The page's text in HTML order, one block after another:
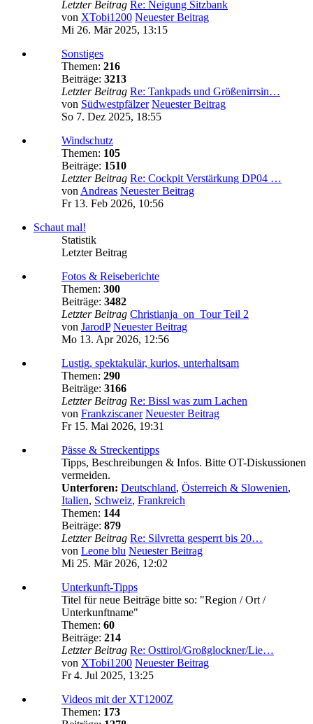
Letzter Beitrag Re: Neigung Sitzbank
von XTobi1200 Neuester Beitrag
Mi 26. Mär 2025, 13:15
Sonstiges
Themen: 216
Beiträge: 3213
Letzter Beitrag Re: Tankpads und Größenirrsin…
von Südwestpfälzer Neuester Beitrag
So 7. Dez 2025, 18:55
Windschutz
Themen: 105
Beiträge: 1510
Letzter Beitrag Re: Cockpit Verstärkung DP04 …
von Andreas Neuester Beitrag
Fr 13. Feb 2026, 10:56
Schaut mal!
Statistik
Letzter Beitrag
Fotos & Reiseberichte
Themen: 300
Beiträge: 3482
Letzter Beitrag Christianja_on_Tour Teil 2
von JarodP Neuester Beitrag
Mo 13. Apr 2026, 12:56
Lustig, spektakulär, kurios, unterhaltsam
Themen: 290
Beiträge: 3166
Letzter Beitrag Re: Bissl was zum Lachen
von Frankziscaner Neuester Beitrag
Fr 15. Mai 2026, 19:31
Pässe & Streckentipps
Tipps, Beschreibungen & Infos. Bitte OT-Diskussionen
vermeiden.
Unterforen: Deutschland, Österreich & Slowenien,
Italien, Schweiz, Frankreich
Themen: 144
Beiträge: 879
Letzter Beitrag Re: Silvretta gesperrt bis 20…
von Leone blu Neuester Beitrag
Mi 25. Mär 2026, 12:02
Unterkunft-Tipps
Titel für neue Beiträge bitte so: "Region / Ort /
Unterkunftname"
Themen: 60
Beiträge: 214
Letzter Beitrag Re: Osttirol/Großglockner/Lie…
von XTobi1200 Neuester Beitrag
Fr 4. Jul 2025, 13:25
Videos mit der XT1200Z
Themen: 173